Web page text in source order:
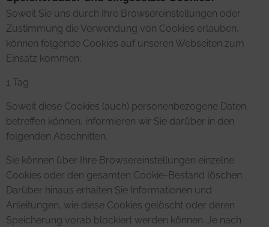
Soweit Sie uns durch Ihre Browsereinstellungen oder
Zustimmung die Verwendung von Cookies erlauben,
können folgende Cookies auf unseren Webseiten zum
Einsatz kommen:
1 Tag
Soweit diese Cookies (auch) personenbezogene Daten
betreffen können, informieren wir Sie darüber in den
folgenden Abschnitten.
Sie können über Ihre Browsereinstellungen einzelne
Cookies oder den gesamten Cookie-Bestand löschen.
Darüber hinaus erhalten Sie Informationen und
Anleitungen, wie diese Cookies gelöscht oder deren
Speicherung vorab blockiert werden können. Je nach